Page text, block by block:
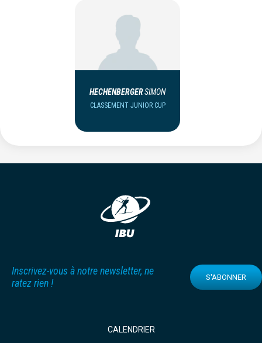
HECHENBERGERSIMON
CLASSEMENT JUNIOR CUP
Inscrivez-vous à notre newsletter, ne
ratez rien !
S'ABONNER
CALENDRIER